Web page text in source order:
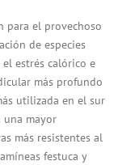
para el provechoso
de especies
estrés calórico e
más profundo
utilizada en el sur
una mayor
más resistentes al
festuca y